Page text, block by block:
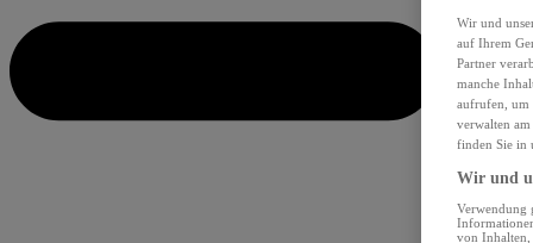
Wir und
auf Ihrem
Partner
manche
aufrufen, um
verwalten
finden Sie in
Wir und
Verwendung
von Inhalten,